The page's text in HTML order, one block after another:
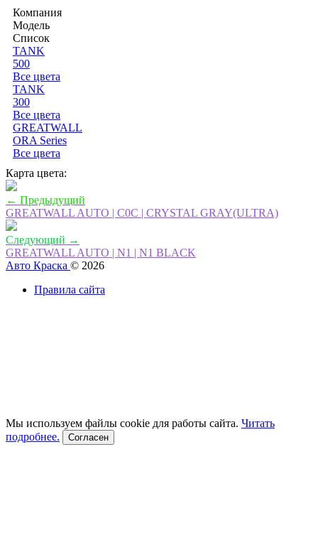
Компания
Модель
Список
TANK
500
Все цвета
TANK
300
Все цвета
GREATWALL
ORA Series
Все цвета
Карта цвета:
← Предыдущий
GREATWALL AUTO | C0C | CRYSTAL GRAY(ULTRA)
Следующий →
GREATWALL AUTO | N1 | N1 BLACK
Авто Краска © 2026
Правила сайта
Мы используем файлы cookie для работы сайта. Читать
подробнее.
Согласен